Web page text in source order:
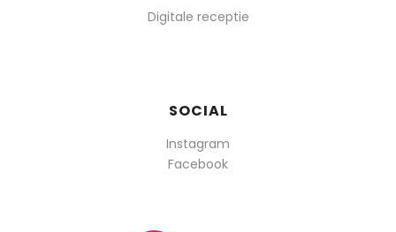
Digitale receptie
SOCIAL
Instagram
Facebook